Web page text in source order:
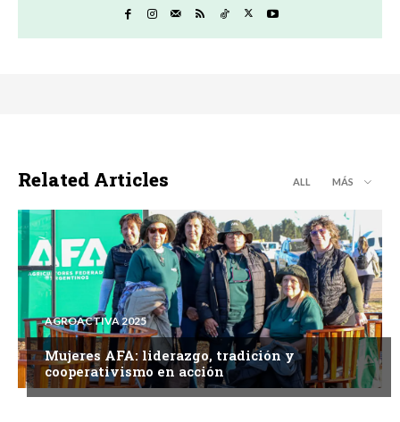
Related Articles ALL MÁS
AGROACTIVA 2025
Mujeres AFA: liderazgo, tradición y
cooperativismo en acción